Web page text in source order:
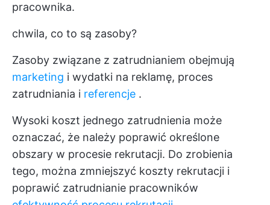
pracownika.
chwila, co to są zasoby?
Zasoby związane z zatrudnianiem obejmują
marketing i wydatki na reklamę, proces
zatrudniania i referencje .
Wysoki koszt jednego zatrudnienia może
oznaczać, że należy poprawić określone
obszary w procesie rekrutacji. Do zrobienia
tego, można zmniejszyć koszty rekrutacji i
poprawić zatrudnianie pracowników